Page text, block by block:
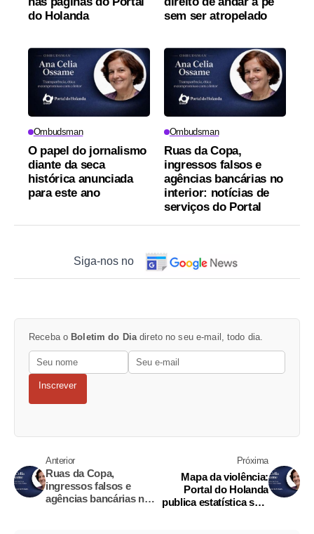
do Holanda
sem ser atropelado
Ombudsman
O papel do jornalismo
diante da seca
histórica anunciada
para este ano
Ombudsman
Ruas da Copa,
ingressos falsos e
agências bancárias no
interior: notícias de
serviços do Portal
Siga-nos no
Receba o Boletim do Dia direto no seu e-mail, todo dia.
Inscrever
Anterior
Ruas da Copa,
ingressos falsos e
agências bancárias no
Próxima
Mapa da violência:
Portal do Holanda
publica estatística sem